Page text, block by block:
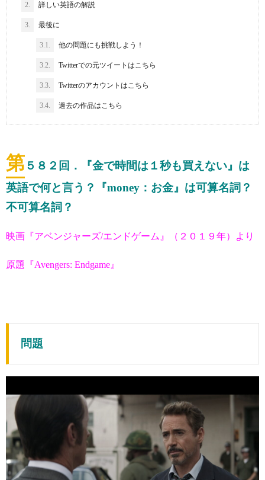
2. 詳しい英語の解説
3. 最後に
3.1. 他の問題にも挑戦しよう！
3.2. Twitterでの元ツイートはこちら
3.3. Twitterのアカウントはこちら
3.4. 過去の作品はこちら
第５８２ 回．『金で時間は１秒も買えない』は
英語で何と言う？『money：お金』は可算名詞？
不可算名詞？
映画『アベンジャーズ/エンドゲーム』（２０１９年）より
原題『Avengers: Endgame』
問題